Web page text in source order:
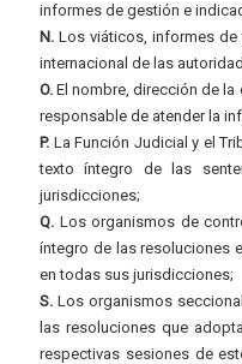
informes de gestión e
N. Los viáticos, informes
internacional de las
O. El nombre, dirección de
responsable de atender la
P. La Función Judicial y el
texto íntegro de las
jurisdicciones;
Q. Los organismos de
íntegro de las resoluciones
en todas sus jurisdicciones;
S. Los organismos
las resoluciones que
respectivas sesiones de